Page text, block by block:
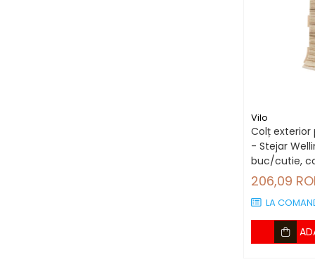
Vilo
Colț exterior
- Stejar
buc/cutie,
80 mm
206,09
LA